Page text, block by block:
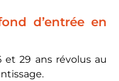
d’entrée en
et 29 ans révolus au